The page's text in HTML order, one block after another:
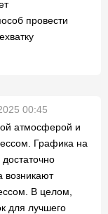
провести
00:45
атмосферой и
Графика на
возникают
В целом,
для лучшего